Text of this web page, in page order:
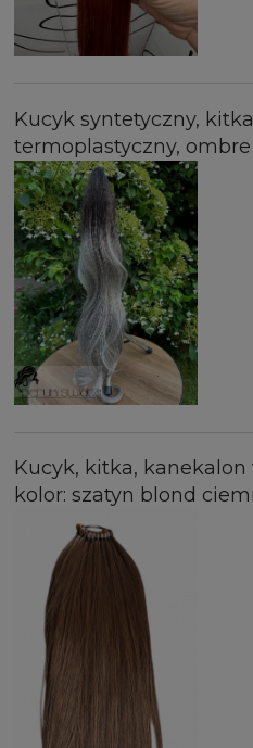
Kucyk syntetyczny,
termoplastyczny, ombre
Kucyk, kitka,
kolor: szatyn blond